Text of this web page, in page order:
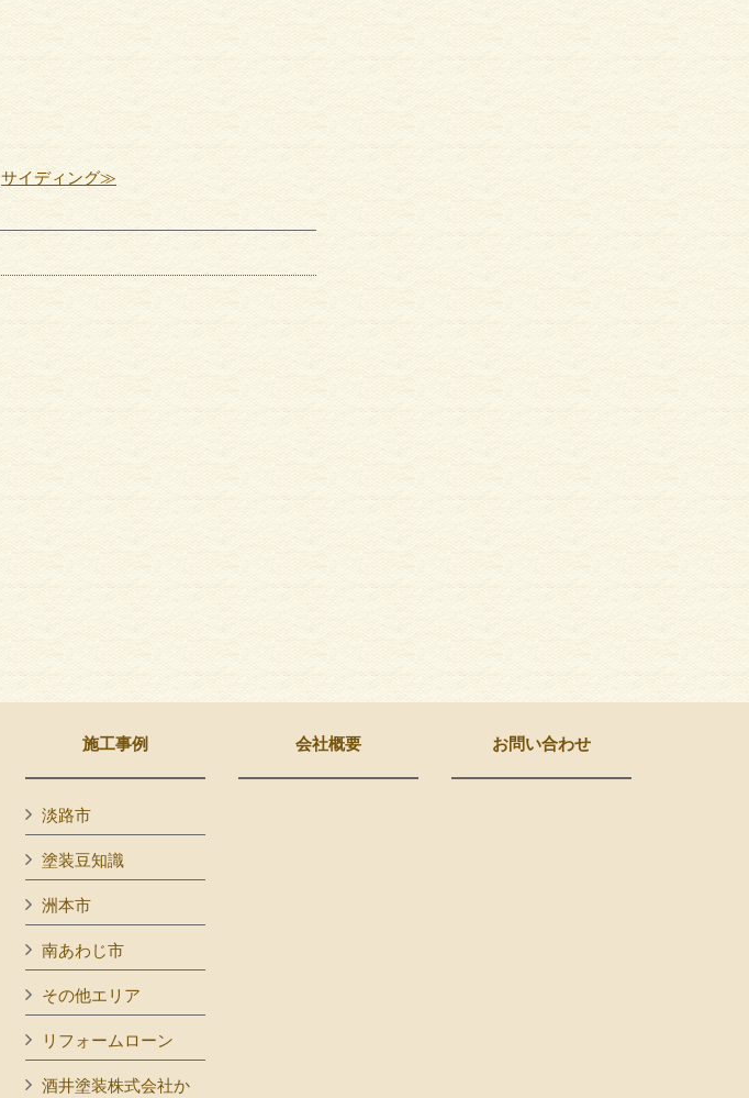
サイディング≫
施工事例
淡路市
塗装豆知識
洲本市
南あわじ市
その他エリア
リフォームローン
酒井塗装株式会社か
会社概要 お問い合わせ